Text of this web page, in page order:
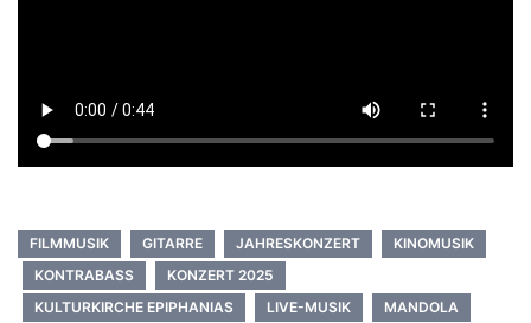
FILMMUSIK GITARRE JAHRESKONZERT
KINOMUSIK
KONTRABASS
KONZERT 2025
KULTURKIRCHE EPIPHANIAS
LIVE-MUSIK
MANDOLA